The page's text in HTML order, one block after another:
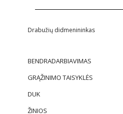
Drabužių didmenininkas
BENDRADARBIAVIMAS
GRĄŽINIMO TAISYKLĖS
DUK
ŽINIOS